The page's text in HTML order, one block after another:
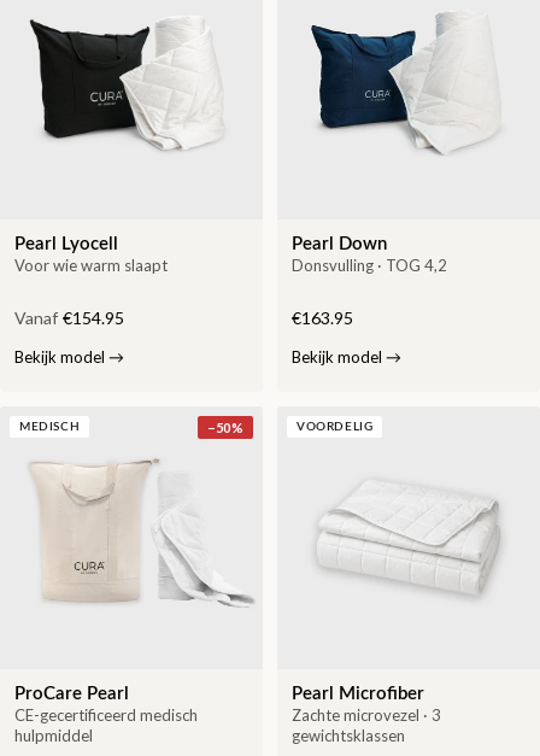
Pearl Lyocell
Voor wie warm slaapt
Vanaf €154.95
Bekijk model →
Pearl Down
Donsvulling · TOG 4,2
€163.95
Bekijk model →
MEDISCH −50%
ProCare Pearl
CE-gecertificeerd medisch
hulpmiddel
VOORDELIG
Pearl Microfiber
Zachte microvezel · 3
gewichtsklassen